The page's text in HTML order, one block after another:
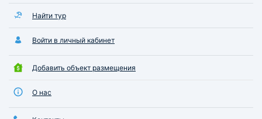
Найти тур
Войти в личный кабинет
Добавить объект размещения
О нас